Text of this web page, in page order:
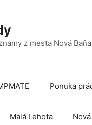
z mesta Nová
Ponuka
Malá Lehota